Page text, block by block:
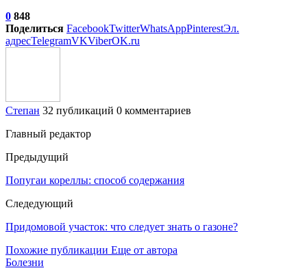
0 848
Поделиться FacebookTwitterWhatsAppPinterestЭл.
адресTelegramVKViberOK.ru
Степан 32 публикаций 0 комментариев
Главный редактор
Предыдущий
Попугаи кореллы: способ содержания
Следедующий
Придомовой участок: что следует знать о газоне?
Похожие публикации Еще от автора
Болезни